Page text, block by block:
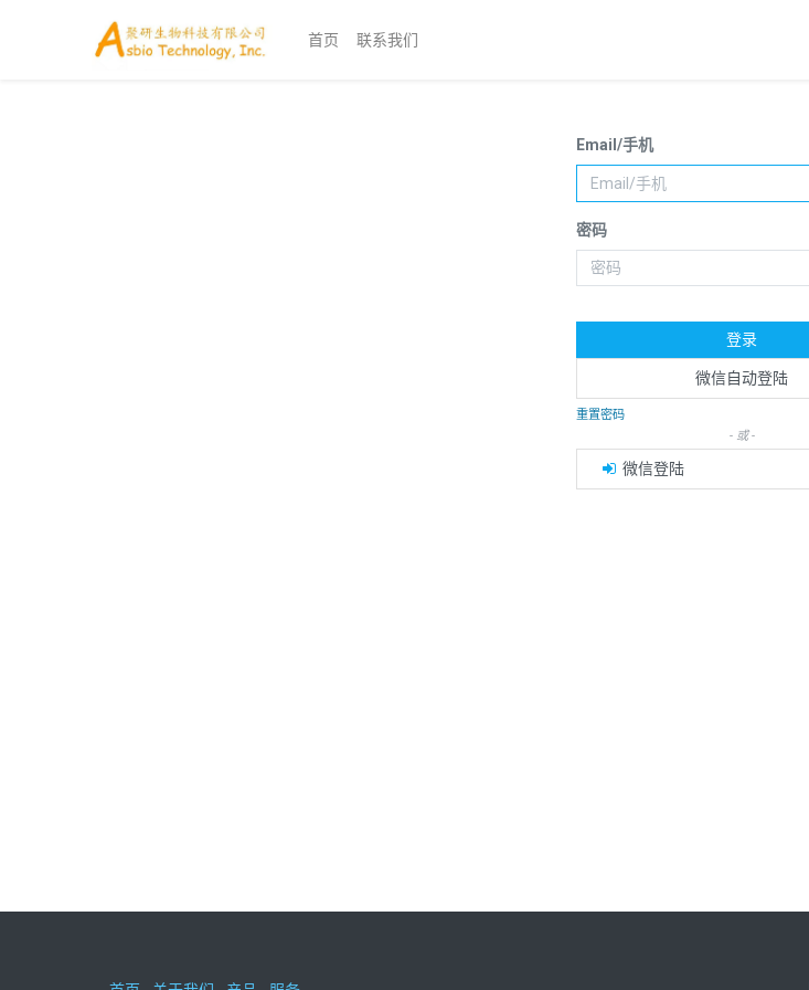
首页 联系我们
Email/手机
密码
登录
微信自动登陆
重置密码
- 或 -
微信登陆